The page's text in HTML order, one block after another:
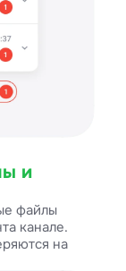
и
файлы
канале.
на